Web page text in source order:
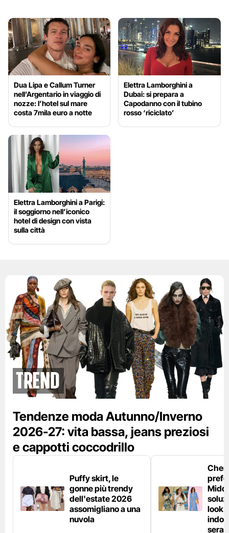
Dua Lipa e Callum Turner
nell’Argentario in viaggio di
nozze: l’hotel sul mare
costa 7mila euro a notte
Elettra Lamborghini a
Dubai: si prepara a
Capodanno con il tubino
rosso ‘riciclato’
Elettra Lamborghini a Parigi:
il soggiorno nell’iconico
hotel di design con vista
sulla città
Trend
Tendenze moda Autunno/Inverno
2026-27: vita bassa, jeans preziosi
e cappotti coccodrillo
Puffy skirt, le
gonne più trendy
dell'estate 2026
assomigliano a una
nuvola
look
sera